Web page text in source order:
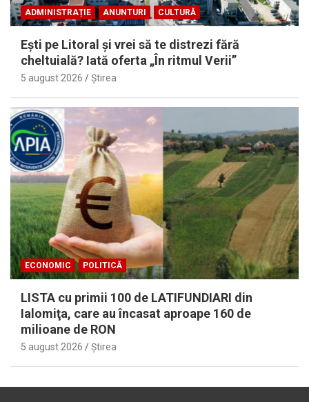
ADMINISTRAȚIE ANUNTURI CULTURĂ
Eşti pe Litoral şi vrei să te distrezi fără
cheltuială? Iată oferta „În ritmul Verii”
5 august 2026 Ştirea
ECONOMIC POLITICĂ
LISTA cu primii 100 de LATIFUNDIARI din
Ialomiţa, care au încasat aproape 160 de
milioane de RON
5 august 2026 Ştirea